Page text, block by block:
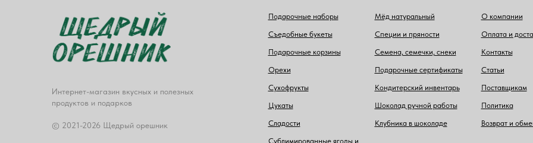
Интернет-магазин вкусных и полезных
продуктов и подарков
© 2021-2026 Щедрый орешник
Подарочные наборы
Съедобные букеты
Подарочные корзины
Орехи
Сухофрукты
Цукаты
Сладости
Сублимированные ягоды и
Мёд натуральный
Специи и пряности
Семена, семечки, снеки
Подарочные сертификаты
Кондитерский инвентарь
Шоколад ручной работы
Клубника в шоколаде
О компании
Оплата и
Контакты
Статьи
Поставщикам
Политика
Возврат и